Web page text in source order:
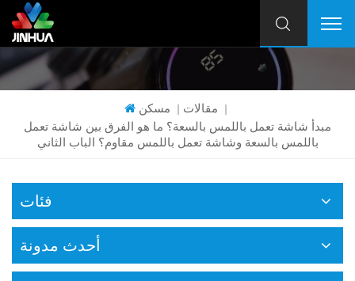
مسكن | مقالات |
مبدأ شاشة تعمل باللمس بالسعة؟ ما هو الفرق بين شاشة تعمل
باللمس بالسعة وشاشة تعمل باللمس مقاوم؟ الباب الثاني
فئات
أحدث مدونة